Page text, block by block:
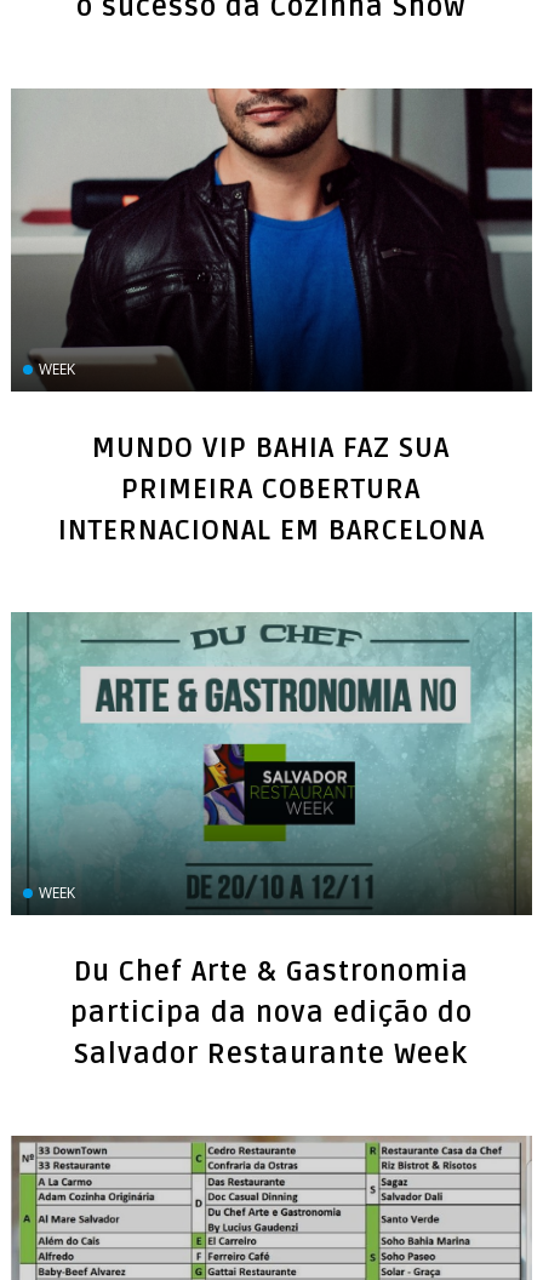
o sucesso da Cozinha Show
WEEK
MUNDO VIP BAHIA FAZ SUA
PRIMEIRA COBERTURA
INTERNACIONAL EM BARCELONA
WEEK
Du Chef Arte & Gastronomia
participa da nova edição do
Salvador Restaurante Week